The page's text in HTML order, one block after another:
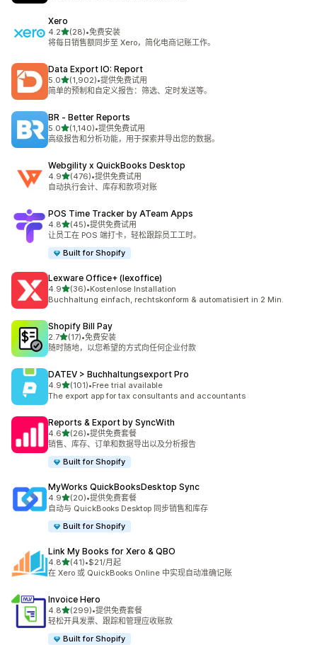
Xero
4.2星（满分 5 星）
(28)
总共 28 条评论
•免费安装
将每日销售额同步至 Xero，简化电商记账工作。
Data Export IO: Report
5.0星（满分 5 星）
(1,902)
总共 1902 条评论
•提供免费试用
简单的预制和自定义报告：筛选、定时发送等。
BR ‑ Better Reports
5.0星（满分 5 星）
(1,140)
总共 1140 条评论
•提供免费试用
高级报告和分析功能，用于探索并导出您的数据。
Webgility x QuickBooks Desktop
4.9星（满分 5 星）
(476)
总共 476 条评论
•提供免费试用
自动执行会计、库存和款项对账
POS Time Tracker by ATeam Apps
4.8星（满分 5 星）
(45)
总共 45 条评论
•提供免费试用
让员工在 POS 端打卡，轻松跟踪员工工时。
Built for Shopify
Lexware Office+ (lexoffice)
4.9星（满分 5 星）
(36)
总共 36 条评论
•Kostenlose Installation
Buchhaltung einfach, rechtskonform & automatisiert in 2 Min.
Shopify Bill Pay
2.7星（满分 5 星）
(17)
总共 17 条评论
•免费安装
随时随地，以您希望的方式向任何企业付款
DATEV > Buchhaltungsexport Pro
4.9星（满分 5 星）
(101)
总共 101 条评论
•Free trial available
The export app for tax consultants and accountants
Reports & Export by SyncWith
4.6星（满分 5 星）
(26)
总共 26 条评论
•提供免费套餐
销售、库存、订单和数据导出以及分析报告
Built for Shopify
MyWorks QuickBooksDesktop Sync
4.9星（满分 5 星）
(20)
总共 20 条评论
•提供免费套餐
自动与 QuickBooks Desktop 同步销售和库存
Built for Shopify
Link My Books for Xero & QBO
4.8星（满分 5 星）
(41)
总共 41 条评论
•$21/月起
在 Xero 或 QuickBooks Online 中实现自动准确记账
Invoice Hero
4.8星（满分 5 星）
(299)
总共 299 条评论
•提供免费套餐
轻松开具发票、跟踪和管理应收账款
Built for Shopify